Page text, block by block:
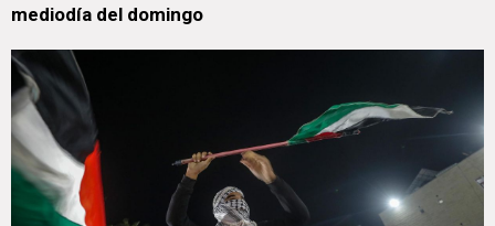
mediodía del domingo